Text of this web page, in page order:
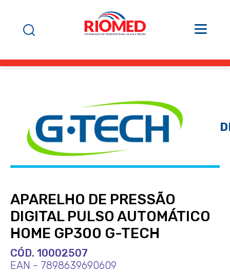
APARELHO DE PRESSÃO
DIGITAL PULSO AUTOMÁTICO
HOME GP300 G-TECH
CÓD. 10002507
EAN - 7898639690609